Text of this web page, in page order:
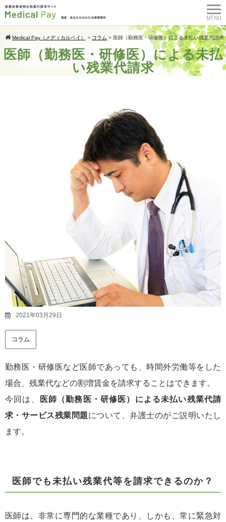
Medical Pay（メディカルペイ） > コラム > 医師（勤務医・研修医）による未払い残業代請求
医師（勤務医・研修医）による未払
い残業代請求
2021年03月29日
コラム
勤務医・研修医など医師であっても、時間外労働等をした
場合、残業代などの割増賃金を請求することはできます。
今回は、
医師（勤務医・研修医）による未払い残業代請
求・サービス残業問題について、弁護士のがご説明いたし
ます。
医師でも未払い残業代等を請求できるのか？
医師は、非常に専門的な業種であり、しかも、常に緊急対